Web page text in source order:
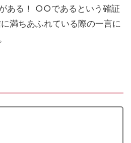
ある！ ○○であるという確証
満ちあふれている際の一言に